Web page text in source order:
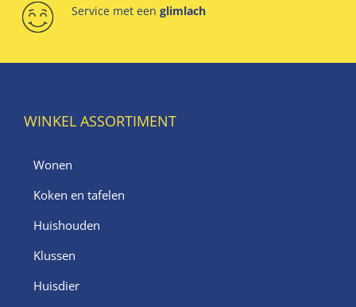
Service met een glimlach
WINKEL ASSORTIMENT
Wonen
Koken en tafelen
Huishouden
Klussen
Huisdier